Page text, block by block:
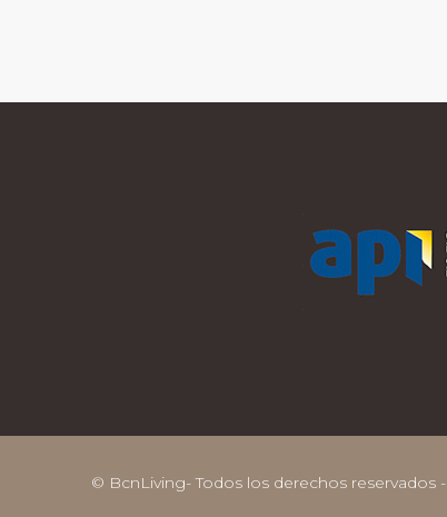
© BcnLiving- Todos los derechos reservados -